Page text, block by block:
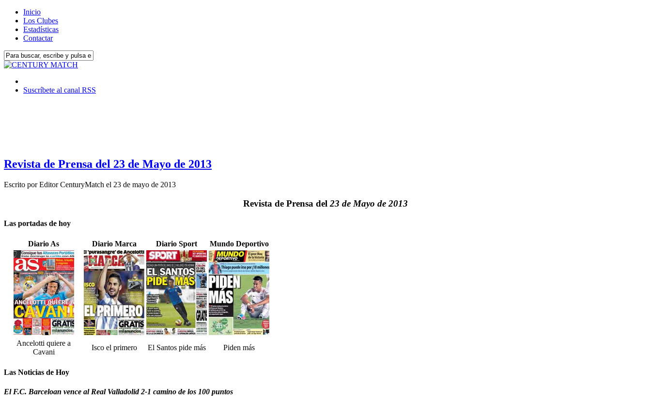
Inicio
Los Clubes
Estadísticas
Contactar
Suscríbete al canal RSS
Revista de Prensa del 23 de Mayo de 2013
Escrito porEditor CenturyMatch el 23 de mayo de 2013
Revista de Prensa del 23 de Mayo de 2013
Las portadas de hoy
Diario As Diario Marca Diario Sport Mundo Deportivo
Ancelotti quiere a
Cavani
Isco el primero El Santos pide más Piden más
Las Noticias de Hoy
El F.C. Barceloan vence al Real Valladolid 2-1 camino de los 100 puntos